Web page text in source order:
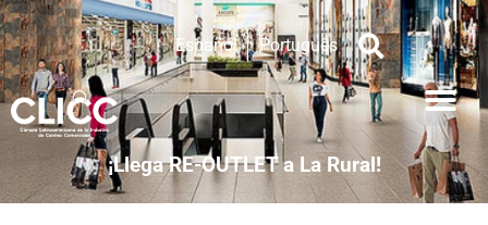
Español Português
¡Llega RE-OUTLET a La Rural!